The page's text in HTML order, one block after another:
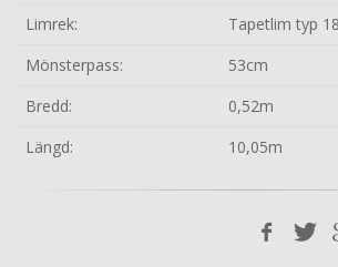
Limrek:
Tapetlim typ
Mönsterpass:
53cm
Bredd:
0,52m
Längd:
10,05m